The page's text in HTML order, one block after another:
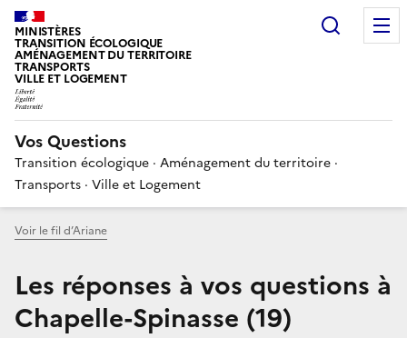
MINISTÈRES
TRANSITION ÉCOLOGIQUE
AMÉNAGEMENT DU TERRITOIRE
TRANSPORTS
VILLE ET LOGEMENT
Vos Questions
Transition écologique · Aménagement du territoire ·
Transports · Ville et Logement
Voir le fil d’Ariane
Les réponses à vos questions à
Chapelle-Spinasse (19)